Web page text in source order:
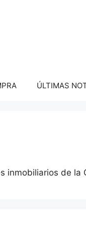
ÚLTIMAS
inmobiliarios de la